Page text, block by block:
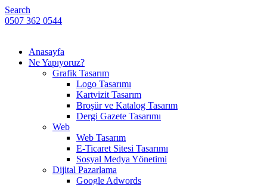
Search
0507 362 0544
Anasayfa
Ne Yapıyoruz?
Grafik Tasarım
Logo Tasarımı
Kartvizit Tasarım
Broşür ve Katalog Tasarım
Dergi Gazete Tasarımı
Web
Web Tasarım
E-Ticaret Sitesi Tasarımı
Sosyal Medya Yönetimi
Dijital Pazarlama
Google Adwords